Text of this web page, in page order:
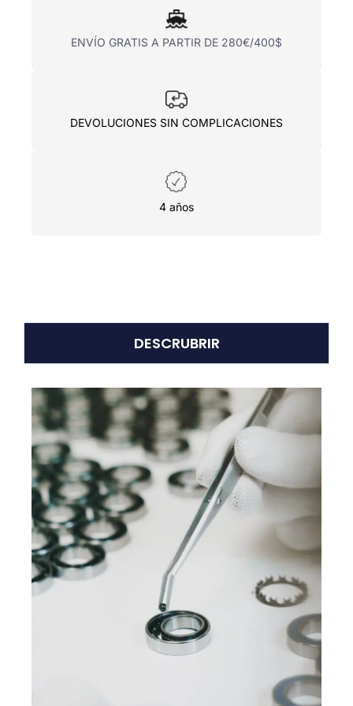
ENVÍO GRATIS A PARTIR DE 280€/400$
DEVOLUCIONES SIN COMPLICACIONES
4 años
DESCRUBRIR